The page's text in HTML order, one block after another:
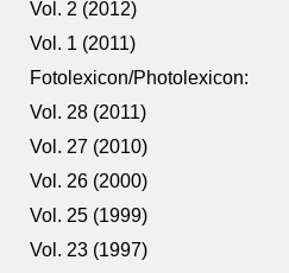
Vol. 2 (2012)
Vol. 1 (2011)
Fotolexicon/Photolexicon:
Vol. 28 (2011)
Vol. 27 (2010)
Vol. 26 (2000)
Vol. 25 (1999)
Vol. 23 (1997)